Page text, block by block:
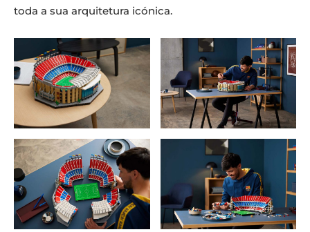
toda a sua arquitetura icónica.